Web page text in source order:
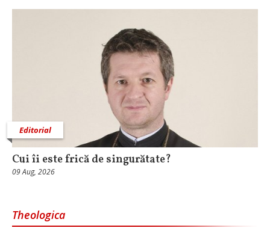
Editorial
Cui îi este frică de singurătate?
09 Aug, 2026
Theologica